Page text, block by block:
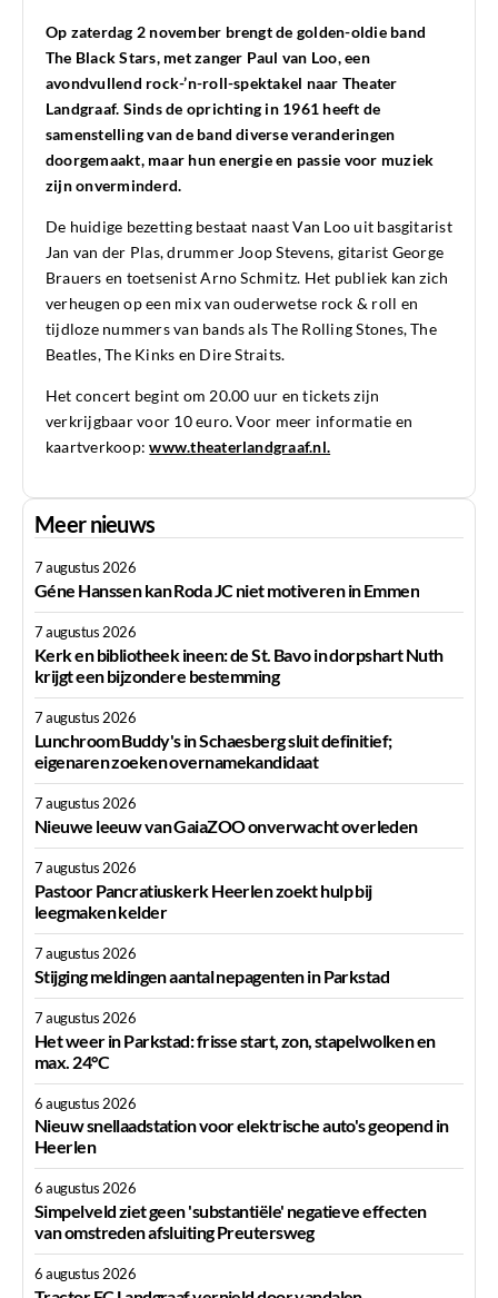
Op zaterdag 2 november brengt de golden-oldie band
The Black Stars, met zanger Paul van Loo, een
avondvullend rock-’n-roll-spektakel naar Theater
Landgraaf. Sinds de oprichting in 1961 heeft de
samenstelling van de band diverse veranderingen
doorgemaakt, maar hun energie en passie voor muziek
zijn onverminderd.
De huidige bezetting bestaat naast Van Loo uit basgitarist
Jan van der Plas, drummer Joop Stevens, gitarist George
Brauers en toetsenist Arno Schmitz. Het publiek kan zich
verheugen op een mix van ouderwetse rock & roll en
tijdloze nummers van bands als The Rolling Stones, The
Beatles, The Kinks en Dire Straits.
Het concert begint om 20.00 uur en tickets zijn
verkrijgbaar voor 10 euro. Voor meer informatie en
kaartverkoop:www.theaterlandgraaf.nl.
Meer nieuws
7 augustus 2026
Géne Hanssen kan Roda JC niet motiveren in Emmen
7 augustus 2026
Kerk en bibliotheek ineen: de St. Bavo in dorpshart Nuth
krijgt een bijzondere bestemming
7 augustus 2026
Lunchroom Buddy's in Schaesberg sluit definitief;
eigenaren zoeken overnamekandidaat
7 augustus 2026
Nieuwe leeuw van GaiaZOO onverwacht overleden
7 augustus 2026
Pastoor Pancratiuskerk Heerlen zoekt hulp bij
leegmaken kelder
7 augustus 2026
Stijging meldingen aantal nepagenten in Parkstad
7 augustus 2026
Het weer in Parkstad: frisse start, zon, stapelwolken en
max. 24°C
6 augustus 2026
Nieuw snellaadstation voor elektrische auto's geopend in
Heerlen
6 augustus 2026
Simpelveld ziet geen 'substantiële' negatieve effecten
van omstreden afsluiting Preutersweg
6 augustus 2026